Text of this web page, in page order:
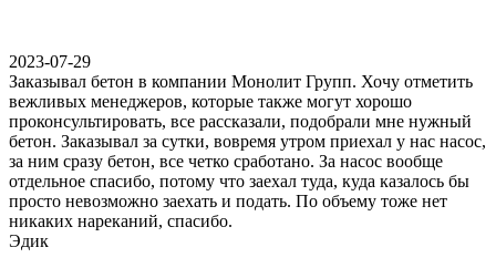
2023-07-29
Заказывал бетон в компании Монолит Групп. Хочу отметить
вежливых менеджеров, которые также могут хорошо
проконсультировать, все рассказали, подобрали мне нужный
бетон. Заказывал за сутки, вовремя утром приехал у нас насос,
за ним сразу бетон, все четко сработано. За насос вообще
отдельное спасибо, потому что заехал туда, куда казалось бы
просто невозможно заехать и подать. По объему тоже нет
никаких нареканий, спасибо.
Эдик